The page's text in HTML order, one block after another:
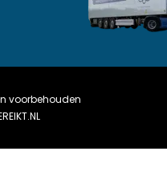
voorbehouden